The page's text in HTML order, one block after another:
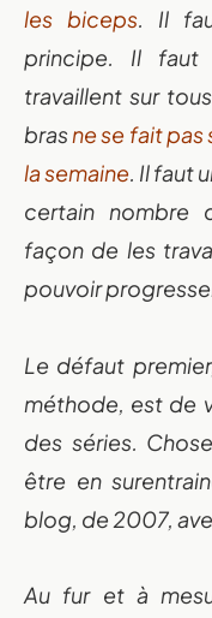
les biceps. Il
principe. Il faut
travaillent sur
brasne se fait pas
la semaine. Il faut
certain nombre
façon de les
pouvoir
Le défaut
méthode, est de
des séries.
être en
blog, de 2007,
Au fur et à